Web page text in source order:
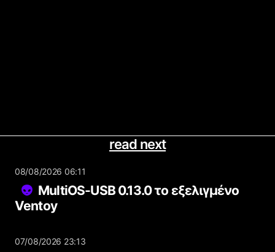
read next
08/08/2026 06:11
MultiOS-USB 0.13.0 το εξελιγμένο
Ventoy
07/08/2026 23:13